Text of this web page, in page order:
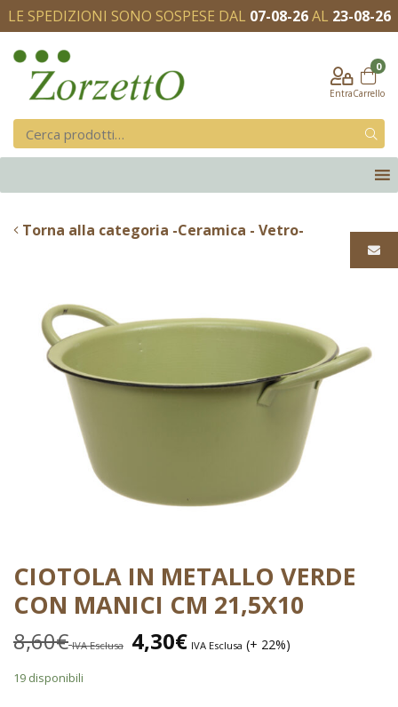
LE SPEDIZIONI SONO SOSPESE DAL 07-08-26AL 23-08-26
Entra
0
Carrello
Torna alla categoria -Ceramica - Vetro-
CIOTOLA IN METALLO VERDE
CON MANICI CM 21,5X10
8,60€ IVA Esclusa 4,30€ IVA Esclusa (+ 22%)
19 disponibili